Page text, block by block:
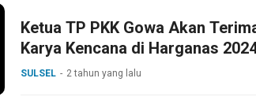
Ketua TP PKK Gowa Akan
Karya Kencana di Harganas
SULSEL 2 tahun yang lalu